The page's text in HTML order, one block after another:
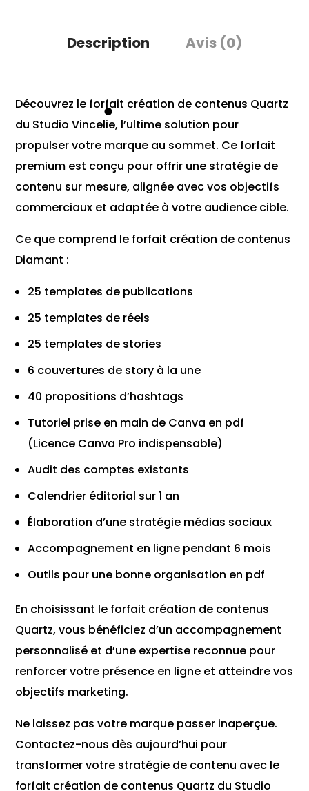
Description Avis (0)
Découvrez le forfait création de contenus Quartz
du Studio Vincelie, l’ultime solution pour
propulser votre marque au sommet. Ce forfait
premium est conçu pour offrir une stratégie de
contenu sur mesure, alignée avec vos objectifs
commerciaux et adaptée à votre audience cible.
Ce que comprend le forfait création de contenus
Diamant :
25 templates de publications
25 templates de réels
25 templates de stories
6 couvertures de story à la une
40 propositions d’hashtags
Tutoriel prise en main de Canva en pdf
(Licence Canva Pro indispensable)
Audit des comptes existants
Calendrier éditorial sur 1 an
Élaboration d’une stratégie médias sociaux
Accompagnement en ligne pendant 6 mois
Outils pour une bonne organisation en pdf
En choisissant le forfait création de contenus
Quartz, vous bénéficiez d’un accompagnement
personnalisé et d’une expertise reconnue pour
renforcer votre présence en ligne et atteindre vos
objectifs marketing.
Ne laissez pas votre marque passer inaperçue.
Contactez-nous dès aujourd’hui pour
transformer votre stratégie de contenu avec le
forfait création de contenus Quartz du Studio